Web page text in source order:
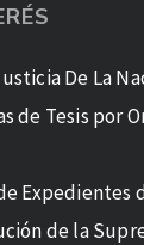
De La
de Tesis por
Expedientes
de la